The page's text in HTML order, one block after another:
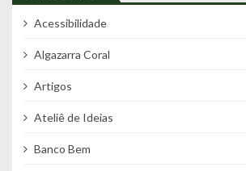
Acessibilidade
Algazarra Coral
Artigos
Ateliê de Ideias
Banco Bem